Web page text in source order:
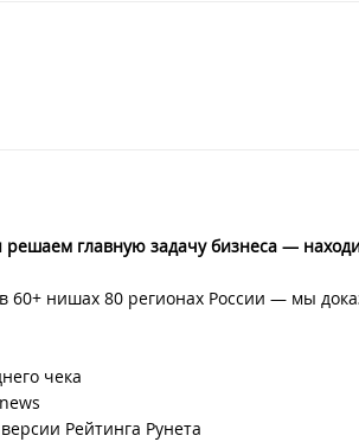
главную задачу бизнеса —
60+ нишах 80 регионах России — мы
чека
Рейтинга Рунета